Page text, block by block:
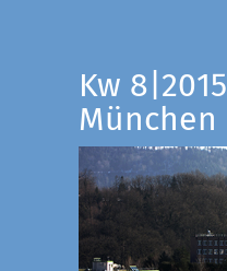
Kw
München